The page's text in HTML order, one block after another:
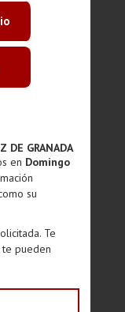
DE GRANADA
en Domingo
su
Te
pueden